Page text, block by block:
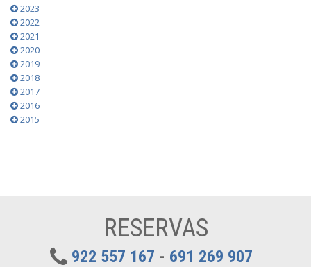
2023
2022
2021
2020
2019
2018
2017
2016
2015
RESERVAS
922 557 167 - 691 269 907